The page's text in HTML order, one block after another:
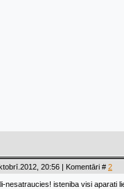
20:56 | Komentāri # 2
nesatraucies! isteniba visi aparati